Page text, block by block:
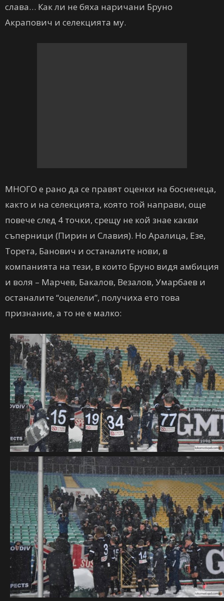
слава… Как ли не бяха наричани Бруно
Акрапович и селекцията му.
МНОГО е рано да се правят оценки на босненеца,
както и на селекцията, която той направи, още
повече след 4 точки, срещу не кой знае какви
съперници (Пирин и Славия). Но Аралица, Езе,
Торета, Банович и останалите нови, в
компанията на тези, в които Бруно видя амбиция
и воля – Марчев, Бакалов, Везалов, Умарбаев и
останалите “оцелели”, получиха ето това
признание, а то не е малко: